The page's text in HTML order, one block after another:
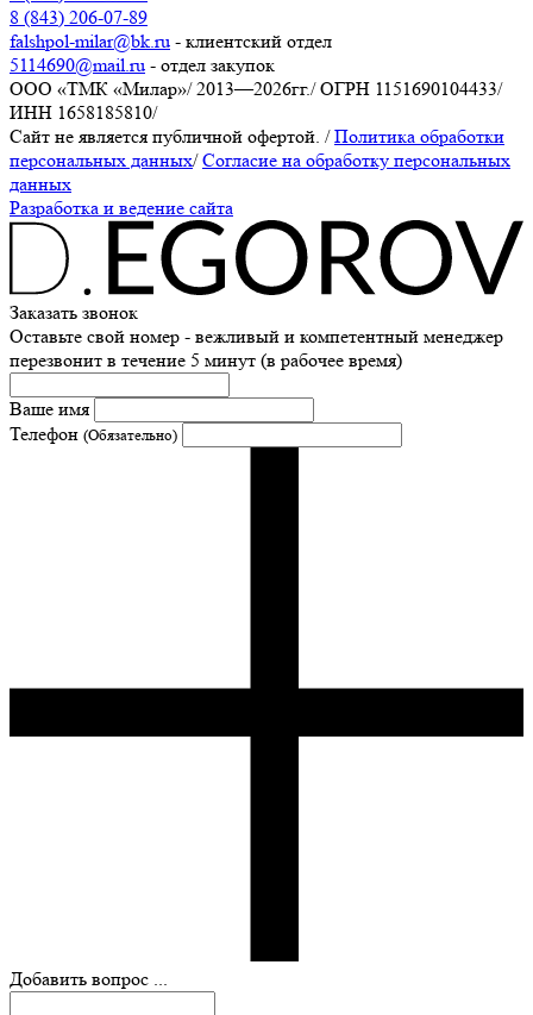
8 (843) 206-07-89
falshpol-milar@bk.ru - клиентский отдел
5114690@mail.ru - отдел закупок
ООО «ТМК «Милар»/ 2013—2026гг./ОГРН 1151690104433/
ИНН 1658185810/
Сайт не является публичной офертой. / Политика обработки
персональных данных/ Согласие на обработку персональных
данных
Разработка и ведение сайта
Заказать звонок
Оставьте свой номер - вежливый и компетентный менеджер
перезвонит в течение 5 минут (в рабочее время)
Ваше имя
Телефон (Обязательно)
Добавить вопрос ...